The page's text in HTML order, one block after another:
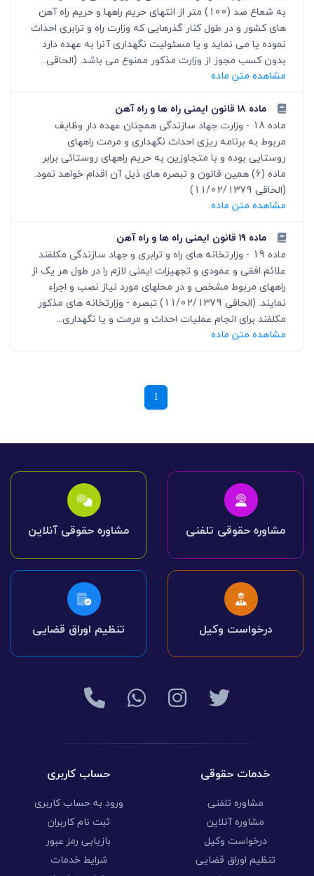
به شعاع صد (100) متر از انتهای حریم راهها و حریم راه آهن
های کشور و در طول کنار گذرهایی که وزارت راه و ترابری احداث
نموده یا می نماید و یا مسئولیت نگهداری آنرا به عهده دارد
بدون کسب مجوز از وزارت مذکور ممنوع می باشد. (الحاقی...
مشاهده متن ماده
ماده ۱۸ قانون ایمنی راه ها و راه آهن
ماده 18 - وزارت جهاد سازندگی همچنان عهده دار وظایف
مربوط به برنامه ریزی احداث نگهداری و مرمت راههای
روستایی بوده و با متجاوزین به حریم راههای روستائی برابر
ماده (6) همین قانون و تبصره های ذیل آن اقدام خواهد نمود.
(الحاقی 11/02/1379)
مشاهده متن ماده
ماده ۱۹ قانون ایمنی راه ها و راه آهن
ماده 19 - وزارتخانه های راه و ترابری و جهاد سازندگی مکلفند
علائم افقی و عمودی و تجهیزات ایمنی لازم را در طول هر یک از
راههای مربوط مشخص و در محلهای مورد نیاز نصب و اجراء
نمایند. (الحاقی 11/02/1379) تبصره - وزارتخانه های مذکور
مکلفند برای انجام عملیات احداث و مرمت و یا نگهداری...
مشاهده متن ماده
1
مشاوره حقوقی تلفنی مشاوره حقوقی آنلاین
درخواست وکیل تنظیم اوراق قضایی
خدمات حقوقی
مشاوره تلفنی
مشاوره آنلاین
درخواست وکیل
تنظیم اوراق قضایی
حساب کاربری
ورود به حساب کاربری
ثبت نام کاربران
بازیابی رمز عبور
شرایط خدمات